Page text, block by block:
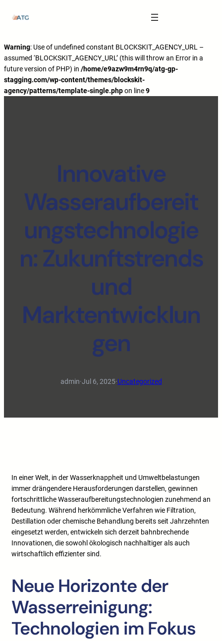
Carbohydrate Mouth Rinse -
https://pubmed.ncbi.nlm.nih.gov/
Journal ISSN -https://jissn.biomedcentral.com/
Best website for selling pharmaceuticals -https://
Exercise Physiology -https://en.wikipedia.org/wiki/Exercise_physiology
Warning: Use of undefined constant BLOCKSKIT_AGENCY_URL –
assumed ‘BLOCKSKIT_AGENCY_URL’ (this will throw an Error in a
future version of PHP) in /home/e9azw9m4rn9q/atg-gp-
stagging.com/wp-content/themes/blockskit-
agency/patterns/template-single.phpon line9
Innovative
Wasseraufbereit
ungstechnologie
n: Zukunftstrends
und
Marktentwicklun
gen
admin·Jul 6, 2025·Uncategorized
In einer Welt, in der Wasserknappheit und Umweltbelastungen
immer drängendere Herausforderungen darstellen, gewinnen
fortschrittliche Wasseraufbereitungstechnologien zunehmend an
Bedeutung. Während herkömmliche Verfahren wie Filtration,
Destillation oder chemische Behandlung bereits seit Jahrzehnten
eingesetzt werden, entwickeln sich derzeit bahnbrechende
Innovationen, die sowohl ökologisch nachhaltiger als auch
wirtschaftlich effizienter sind.
Neue Horizonte der
Wasserreinigung:
Technologien im Fokus